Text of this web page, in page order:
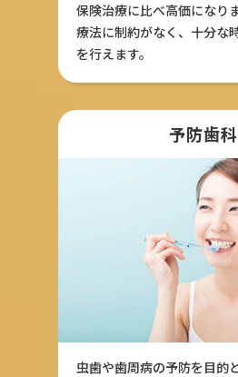
保険治療に比べ高価になり
療法に制約がなく、十分な
を行えます。
予防歯科
虫歯や歯周病の予防を目的